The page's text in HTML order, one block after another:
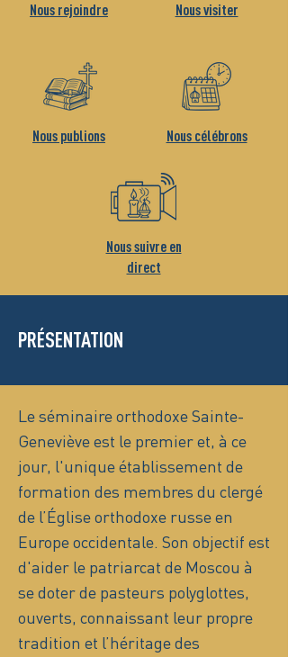
Nous rejoindre
Nous publions
Nous visiter
Nous célébrons
Nous suivre en
direct
PRÉSENTATION
Le séminaire orthodoxe Sainte-
Geneviève est le premier et, à ce
jour, l'unique établissement de
formation des membres du clergé
de l’Église orthodoxe russe en
Europe occidentale. Son objectif est
d'aider le patriarcat de Moscou à
se doter de pasteurs polyglottes,
ouverts, connaissant leur propre
tradition et l’héritage des